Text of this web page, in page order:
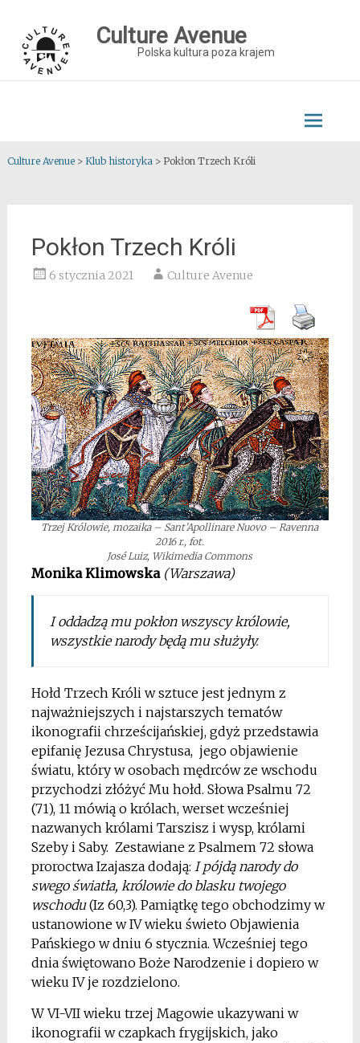
content
Culture Avenue
Polska kultura poza krajem
Culture Avenue> Klub historyka> Pokłon Trzech Króli
Pokłon Trzech Króli
6 stycznia 2021 Culture Avenue
Trzej Królowie, mozaika – Sant’Apollinare Nuovo – Ravenna
2016 r., fot.
José Luiz, Wikimedia Commons
Monika Klimowska (Warszawa)
I oddadzą mu pokłon wszyscy królowie,
wszystkie narody będą mu służyły.
Hołd Trzech Króli w sztuce jest jednym z
najważniejszych i najstarszych tematów
ikonografii chrześcijańskiej, gdyż przedstawia
epifanię Jezusa Chrystusa, jego objawienie
światu, który w osobach mędrców ze wschodu
przychodzi złóżyć Mu hołd. Słowa Psalmu 72
(71), 11 mówią o królach, werset wcześniej
nazwanych królami Tarszisz i wysp, królami
Szeby i Saby. Zestawiane z Psalmem 72 słowa
proroctwa Izajasza dodają: I pójdą narody do
swego światła, królowie do blasku twojego
wschodu(Iz 60,3). Pamiątkę tego obchodzimy w
ustanowione w IV wieku świeto Objawienia
Pańskiego w dniu 6 stycznia. Wcześniej tego
dnia świętowano Boże Narodzenie i dopiero w
wieku IV je rozdzielono.
W VI-VII wieku trzej Magowie ukazywani w
ikonografii w czapkach frygijskich, jako